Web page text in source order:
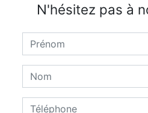
N'hésitez pas à